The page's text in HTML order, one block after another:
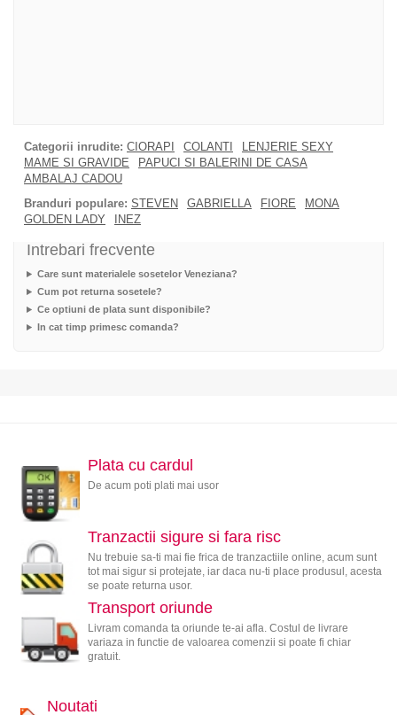
Categorii inrudite: CIORAPI COLANTI
LENJERIE SEXY
MAME SI GRAVIDE
PAPUCI SI BALERINI DE CASA
AMBALAJ CADOU
Branduri populare: STEVEN GABRIELLA FIORE
MONA
GOLDEN LADY
INEZ
Intrebari frecvente
Care sunt materialele sosetelor Veneziana?
Cum pot returna sosetele?
Ce optiuni de plata sunt disponibile?
In cat timp primesc comanda?
Plata cu cardul
De acum poti plati mai usor
Tranzactii sigure si fara risc
Nu trebuie sa-ti mai fie frica de tranzactiile online, acum sunt
tot mai sigur si protejate, iar daca nu-ti place produsul, acesta
se poate returna usor.
Transport oriunde
Livram comanda ta oriunde te-ai afla. Costul de livrare
variaza in functie de valoarea comenzii si poate fi chiar
gratuit.
Noutati